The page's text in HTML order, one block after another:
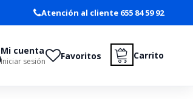
Atención al cliente 655 84 59 92
Mi cuenta
Iniciar sesión Favoritos Carrito